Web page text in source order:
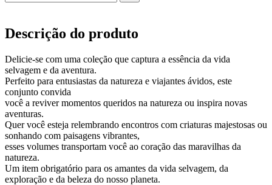
Descrição do produto
Delicie-se com uma coleção que captura a essência da vida
selvagem e da aventura.
Perfeito para entusiastas da natureza e viajantes ávidos, este
conjunto convida
você a reviver momentos queridos na natureza ou inspira novas
aventuras.
Quer você esteja relembrando encontros com criaturas majestosas ou
sonhando com paisagens vibrantes,
esses volumes transportam você ao coração das maravilhas da
natureza.
Um item obrigatório para os amantes da vida selvagem, da
exploração e da beleza do nosso planeta.